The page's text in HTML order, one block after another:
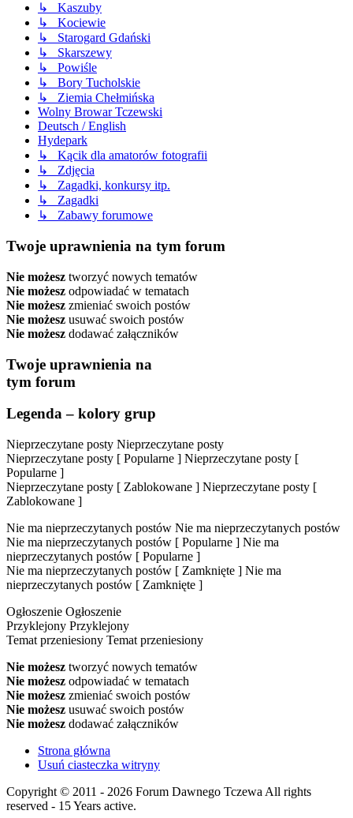
↳ Kaszuby
↳ Kociewie
↳ Starogard Gdański
↳ Skarszewy
↳ Powiśle
↳ Bory Tucholskie
↳ Ziemia Chełmińska
Wolny Browar Tczewski
Deutsch / English
Hydepark
↳ Kącik dla amatorów fotografii
↳ Zdjęcia
↳ Zagadki, konkursy itp.
↳ Zagadki
↳ Zabawy forumowe
Twoje uprawnienia na tym forum
Nie możesz tworzyć nowych tematów
Nie możesz odpowiadać w tematach
Nie możesz zmieniać swoich postów
Nie możesz usuwać swoich postów
Nie możesz dodawać załączników
Twoje uprawnienia na
tym forum
Legenda – kolory grup
Nieprzeczytane posty Nieprzeczytane posty
Nieprzeczytane posty [ Popularne ] Nieprzeczytane posty [
Popularne ]
Nieprzeczytane posty [ Zablokowane ] Nieprzeczytane posty [
Zablokowane ]
Nie ma nieprzeczytanych postów Nie ma nieprzeczytanych postów
Nie ma nieprzeczytanych postów [ Popularne ] Nie ma
nieprzeczytanych postów [ Popularne ]
Nie ma nieprzeczytanych postów [ Zamknięte ] Nie ma
nieprzeczytanych postów [ Zamknięte ]
Ogłoszenie Ogłoszenie
Przyklejony Przyklejony
Temat przeniesiony Temat przeniesiony
Nie możesz tworzyć nowych tematów
Nie możesz odpowiadać w tematach
Nie możesz zmieniać swoich postów
Nie możesz usuwać swoich postów
Nie możesz dodawać załączników
Strona główna
Usuń ciasteczka witryny
Copyright © 2011 - 2026 Forum Dawnego Tczewa All rights
reserved - 15 Years active.